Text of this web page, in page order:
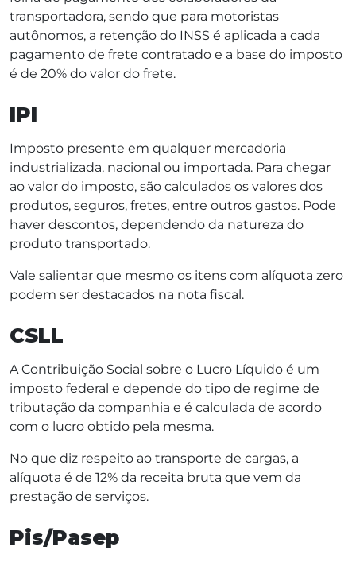
transportadora, sendo que para motoristas
autônomos, a retenção do INSS é aplicada a cada
pagamento de frete contratado e a base do imposto
é de 20% do valor do frete.
IPI
Imposto presente em qualquer mercadoria
industrializada, nacional ou importada. Para chegar
ao valor do imposto, são calculados os valores dos
produtos, seguros, fretes, entre outros gastos. Pode
haver descontos, dependendo da natureza do
produto transportado.
Vale salientar que mesmo os itens com alíquota zero
podem ser destacados na nota fiscal.
CSLL
A Contribuição Social sobre o Lucro Líquido é um
imposto federal e depende do tipo de regime de
tributação da companhia e é calculada de acordo
com o lucro obtido pela mesma.
No que diz respeito ao transporte de cargas, a
alíquota é de 12% da receita bruta que vem da
prestação de serviços.
Pis/Pasep